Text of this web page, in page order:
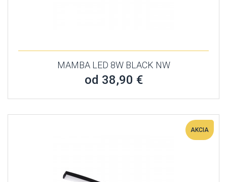
MAMBA LED 8W BLACK NW
od 38,90 €
AKCIA